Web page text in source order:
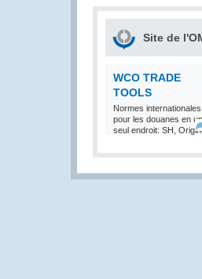
Site de
WCO TRADE
TOOLS
Normes internationales
pour les douanes en un
seul endroit: SH,